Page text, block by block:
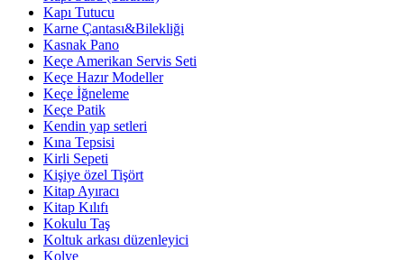
Kapı Tutucu
Karne Çantası&Bilekliği
Kasnak Pano
Keçe Amerikan Servis Seti
Keçe Hazır Modeller
Keçe İğneleme
Keçe Patik
Kendin yap setleri
Kına Tepsisi
Kirli Sepeti
Kişiye özel Tişört
Kitap Ayıracı
Kitap Kılıfı
Kokulu Taş
Koltuk arkası düzenleyici
Kolye